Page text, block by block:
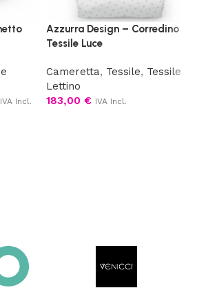
IVA Incl.
Azzurra Design – Corredino
Tessile Luce
Cameretta, Tessile, Tessile
Lettino
183,00 € IVA Incl.